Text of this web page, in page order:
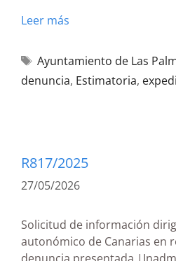
Leer más
Ayuntamiento de Las
denuncia, Estimatoria,
R817/2025
27/05/2026
Solicitud de información
autonómico de Canarias en